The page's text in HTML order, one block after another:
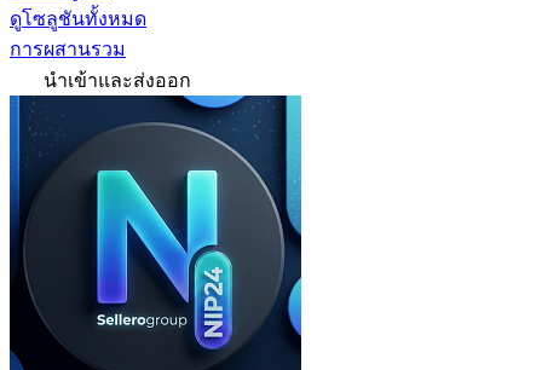
ดูโซลูชันทั้งหมด
การผสานรวม
นำเข้าและส่งออก